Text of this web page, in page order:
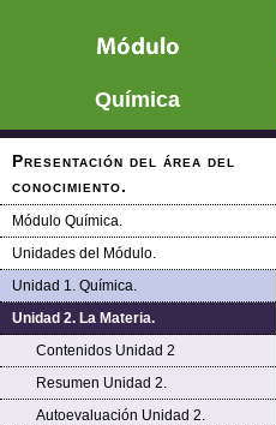
Química
Presentación del área del
conocimiento.
Módulo Química.
Unidades del Módulo.
Unidad 1. Química.
Unidad 2. La Materia.
Contenidos Unidad 2
Resumen Unidad 2.
Autoevaluación Unidad 2.